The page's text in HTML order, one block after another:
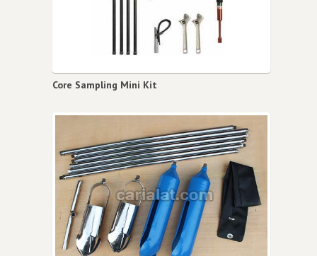
Core Sampling Mini Kit